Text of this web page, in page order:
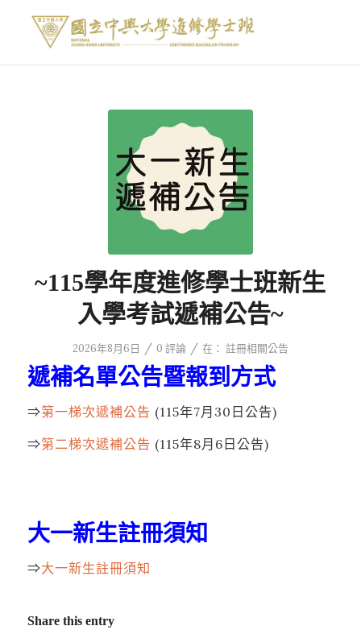
~115學年度進修學士班新生
入學考試遞補公告~
2026年8月6日 / 0 評論 / 在： 註冊相關公告
遞補名單公告暨報到方式
⇒第一梯次遞補公告 (115年7月30日公告)
⇒第二梯次遞補公告 (115年8月6日公告)
大一新生註冊須知
⇒大一新生註冊須知
Share this entry